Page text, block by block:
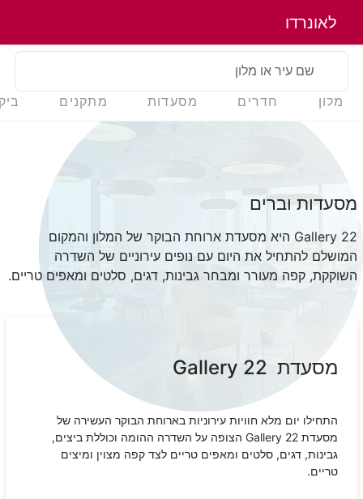
לאונרדו
שם עיר או מלון
מלון חדרים מסעדות מתקנים
מסעדות וברים
Gallery 22 היא מסעדת ארוחת הבוקר של המלון והמקום
המושלם להתחיל את היום עם נופים עירוניים של השדרה
השוקקת, קפה מעורר ומבחר גבינות, דגים, סלטים ומאפים טריים.
מסעדת Gallery 22
התחילו יום מלא חוויות עירוניות בארוחת הבוקר העשירה של
מסעדת Gallery 22 הצופה על השדרה ההומה וכוללת ביצים,
גבינות, דגים, סלטים ומאפים טריים לצד קפה מצוין ומיצים
טריים.